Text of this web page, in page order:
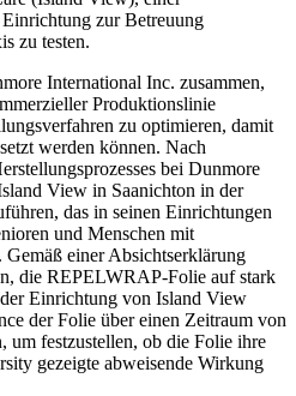
zur Betreuung
zu testen.
International Inc. zusammen,
Produktionslinie
zu optimieren, damit
werden können. Nach
bei Dunmore
View in Saanichton in der
das in seinen Einrichtungen
und Menschen mit
einer Absichtserklärung
die REPELWRAP-Folie auf stark
Einrichtung von Island View
der Folie über einen Zeitraum von
um festzustellen, ob die Folie ihre
gezeigte abweisende Wirkung